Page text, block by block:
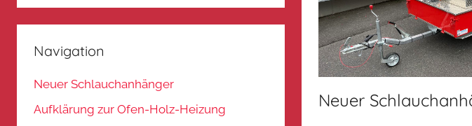
Neuer
Navigation
Neuer Schlauchanhänger
Aufklärung zur Ofen-Holz-Heizung